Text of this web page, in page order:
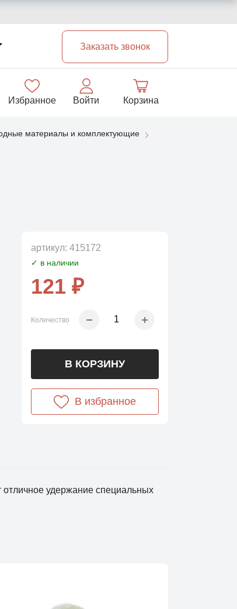
Заказать звонок
Избранное Войти Корзина
материалы и комплектующие
артикул: 415172
✓ в наличии
121 ₽
Количество
В КОРЗИНУ
В избранное
отличное удержание специальных